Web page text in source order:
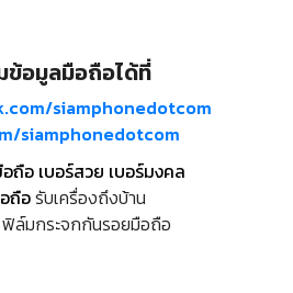
ข้อมูลมือถือได้ที่
siamphonedotcom
siamphonedotcom
ถือ เบอร์สวย เบอร์มงคล
ถือรับเครื่องถึงบ้าน
ฟิล์มกระจกกันรอยมือถือ